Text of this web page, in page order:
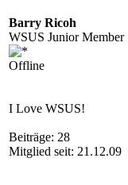
Barry Ricoh
WSUS Junior Member
Offline
I Love WSUS!
Beiträge: 28
Mitglied seit: 21.12.09